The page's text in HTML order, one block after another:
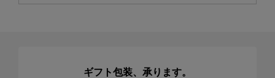
ギフト包装、承ります。